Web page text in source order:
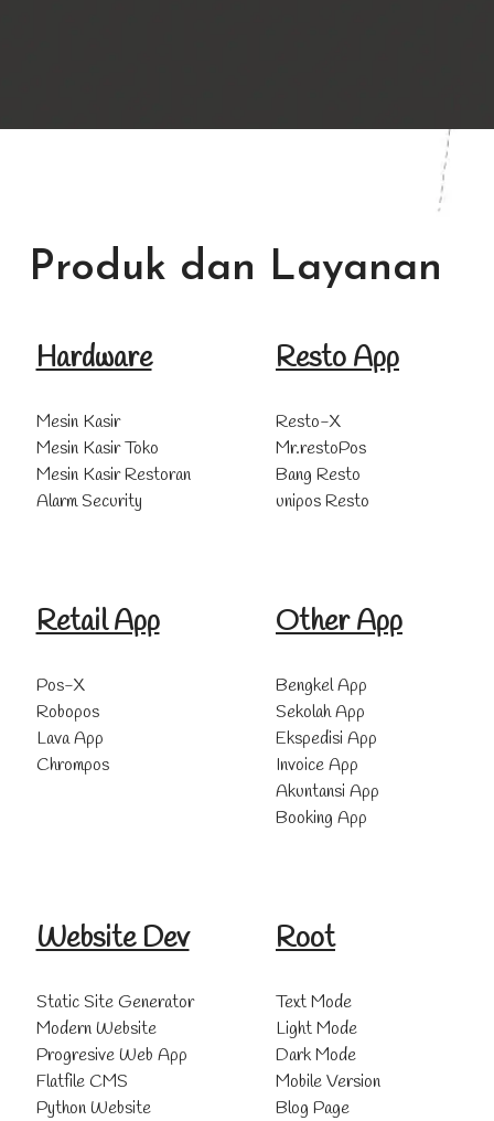
Produk dan Layanan
Hardware
Mesin Kasir
Mesin Kasir Toko
Mesin Kasir Restoran
Alarm Security
Resto App
Resto-X
Mr.restoPos
Bang Resto
unipos Resto
Retail App
Pos-X
Robopos
Lava App
Chrompos
Other App
Bengkel App
Sekolah App
Ekspedisi App
Invoice App
Akuntansi App
Booking App
Website Dev
Static Site Generator
Modern Website
Progresive Web App
Flatfile CMS
Python Website
Root
Text Mode
Light Mode
Dark Mode
Mobile Version
Blog Page